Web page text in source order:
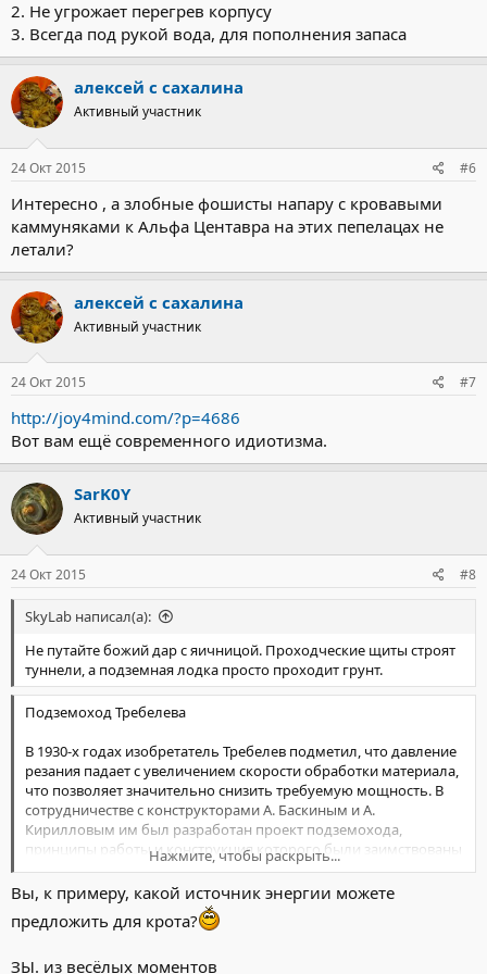
2. Не угрожает перегрев корпусу
3. Всегда под рукой вода, для пополнения запаса
алексей с сахалина
Активный участник
24 Окт 2015 #6
Интересно , а злобные фошисты напару с кровавыми
каммуняками к Альфа Центавра на этих пепелацах не
летали?
алексей с сахалина
Активный участник
24 Окт 2015 #7
http://joy4mind.com/?p=4686
Вот вам ещё современного идиотизма.
SarK0Y
Активный участник
24 Окт 2015 #8
SkyLab написал(а):
Не путайте божий дар с яичницой. Проходческие щиты строят
туннели, а подземная лодка просто проходит грунт.
Подземоход Требелева
В 1930-х годах изобретатель Требелев подметил, что давление
резания падает с увеличением скорости обработки материала,
что позволяет значительно снизить требуемую мощность. В
сотрудничестве с конструкторами А. Баскиным и А.
Кирилловым им был разработан проект подземохода,
принципы работы и конструкция которого были заимствованы
у земляного крота. Перед проектированием своего
подземохода Требелев тщательно изучил работу крота[2].
Крота помещали в просвечиваемый рентгеновским аппаратом
ящик и получали на экране схему движений его мускулов и
вращая лапами и головой вправо-влево, вдавливает
Нажмите, чтобы раскрыть...
Вы, к примеру, какой источник энергии можете
предложить для крота?
ЗЫ. из весёлых моментов